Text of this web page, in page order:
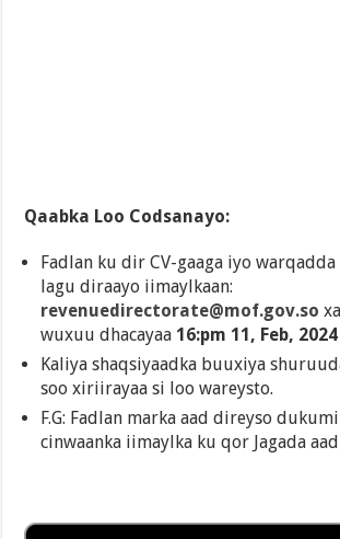
Qaabka Loo Codsanayo:
Fadlan ku dir CV-gaaga iyo
lagu diraayo iimaylkaan:
revenuedirectorate@mof.gov.so
wuxuu dhacayaa 16:pm 11, Feb, 2024
Kaliya shaqsiyaadka buuxiya
soo xiriirayaa si loo wareysto.
F.G: Fadlan marka aad direyso
cinwaanka iimaylka ku qor Jagada